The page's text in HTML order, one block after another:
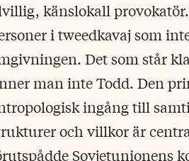
känslokall
i tweedkavaj som
Det som står
man inte Todd. Den
ingång till
och villkor är
Sovjetunionens